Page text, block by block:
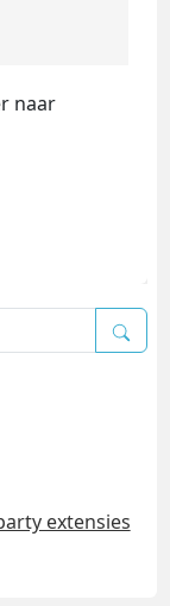
naar
extensies